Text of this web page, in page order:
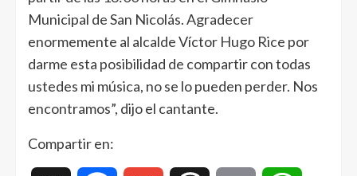
Municipal de San Nicolás. Agradecer
enormemente al alcalde Víctor Hugo Rice por
darme esta posibilidad de compartir con todas
ustedes mi música, no se lo pueden perder. Nos
encontramos”, dijo el cantante.
Compartir en: